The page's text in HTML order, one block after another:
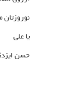
نوروزتان
یا علی
حسن